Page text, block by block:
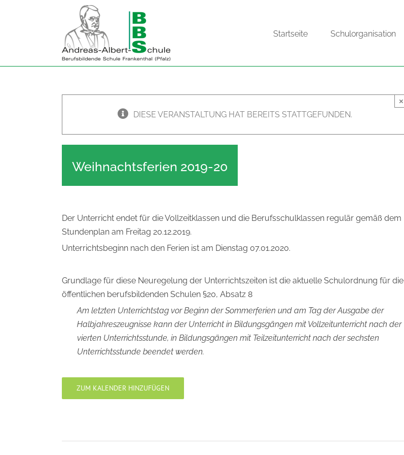
Startseite Schulorganisation
DIESE VERANSTALTUNG HAT BEREITS STATTGEFUNDEN.
×
Weihnachtsferien 2019-20
Der Unterricht endet für die Vollzeitklassen und die Berufsschulklassen regulär gemäß dem
Stundenplan am Freitag 20.12.2019.
Unterrichtsbeginn nach den Ferien ist am Dienstag 07.01.2020.
Grundlage für diese Neuregelung der Unterrichtszeiten ist die aktuelle Schulordnung für die
öffentlichen berufsbildenden Schulen §20, Absatz 8
Am letzten Unterrichtstag vor Beginn der Sommerferien und am Tag der Ausgabe der
Halbjahreszeugnisse kann der Unterricht in Bildungsgängen mit Vollzeitunterricht nach der
vierten Unterrichtsstunde, in Bildungsgängen mit Teilzeitunterricht nach der sechsten
Unterrichtsstunde beendet werden.
ZUM KALENDER HINZUFÜGEN